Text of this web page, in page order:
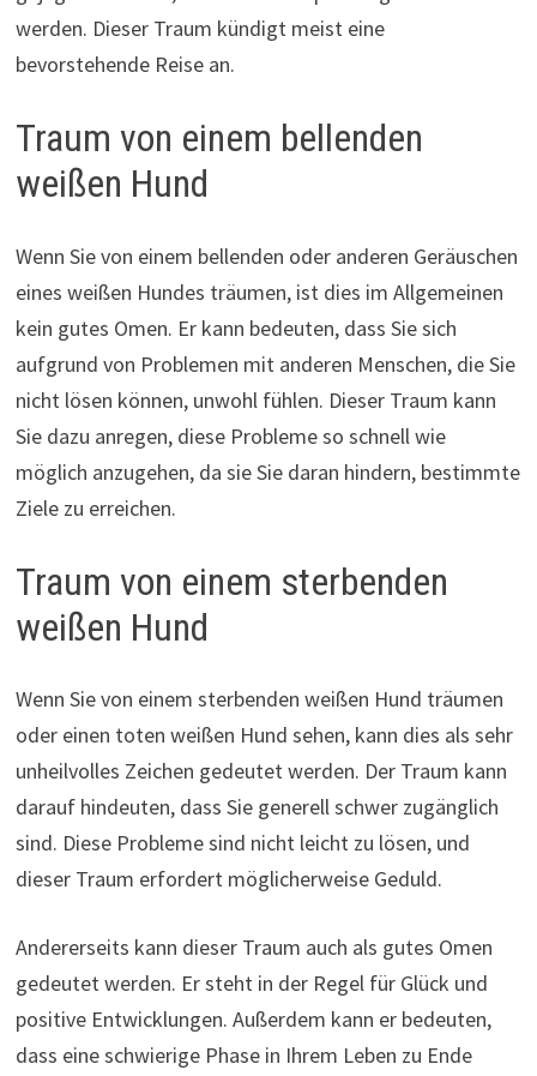
werden. Dieser Traum kündigt meist eine
bevorstehende Reise an.
Traum von einem bellenden
weißen Hund
Wenn Sie von einem bellenden oder anderen Geräuschen
eines weißen Hundes träumen, ist dies im Allgemeinen
kein gutes Omen. Er kann bedeuten, dass Sie sich
aufgrund von Problemen mit anderen Menschen, die Sie
nicht lösen können, unwohl fühlen. Dieser Traum kann
Sie dazu anregen, diese Probleme so schnell wie
möglich anzugehen, da sie Sie daran hindern, bestimmte
Ziele zu erreichen.
Traum von einem sterbenden
weißen Hund
Wenn Sie von einem sterbenden weißen Hund träumen
oder einen toten weißen Hund sehen, kann dies als sehr
unheilvolles Zeichen gedeutet werden. Der Traum kann
darauf hindeuten, dass Sie generell schwer zugänglich
sind. Diese Probleme sind nicht leicht zu lösen, und
dieser Traum erfordert möglicherweise Geduld.
Andererseits kann dieser Traum auch als gutes Omen
gedeutet werden. Er steht in der Regel für Glück und
positive Entwicklungen. Außerdem kann er bedeuten,
dass eine schwierige Phase in Ihrem Leben zu Ende